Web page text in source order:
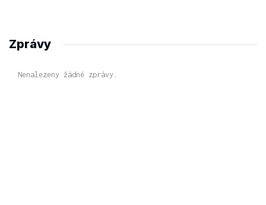
Zprávy
Nenalezeny žádné zprávy.